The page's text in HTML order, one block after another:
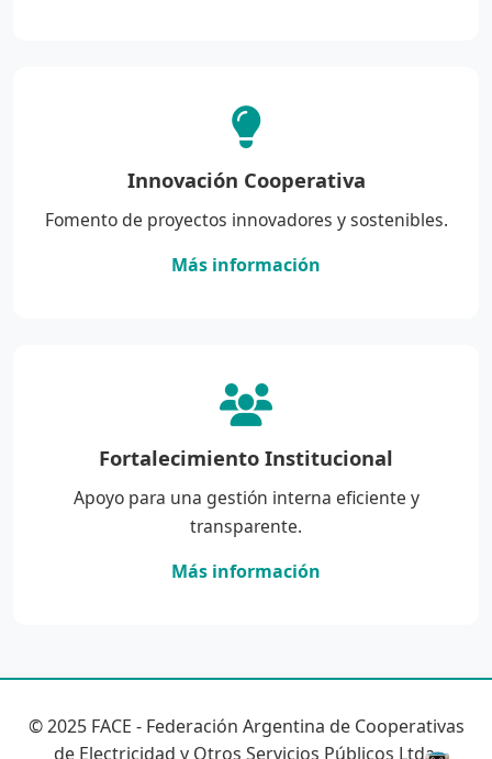
Innovación Cooperativa
Fomento de proyectos innovadores y sostenibles.
Más información
Fortalecimiento Institucional
Apoyo para una gestión interna eficiente y
transparente.
Más información
© 2025 FACE - Federación Argentina de Cooperativas
de Electricidad y Otros Servicios Públicos Ltda.